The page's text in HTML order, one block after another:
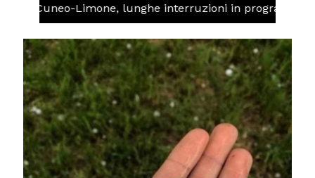
Cuneo-Limone, lunghe interruzioni in programma